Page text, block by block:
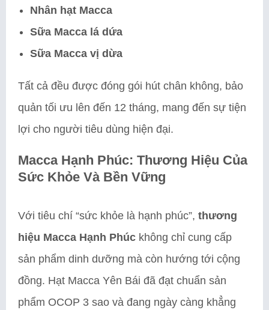
Nhân hạt Macca
Sữa Macca lá dứa
Sữa Macca vị dừa
Tất cả đều được đóng gói hút chân không, bảo
quản tối ưu lên đến 12 tháng, mang đến sự tiện
lợi cho người tiêu dùng hiện đại.
Macca Hạnh Phúc: Thương Hiệu Của
Sức Khỏe Và Bền Vững
Với tiêu chí “sức khỏe là hạnh phúc”, thương
hiệu Macca Hạnh Phúc không chỉ cung cấp
sản phẩm dinh dưỡng mà còn hướng tới cộng
đồng. Hạt Macca Yên Bái đã đạt chuẩn sản
phẩm OCOP 3 sao và đang ngày càng khẳng